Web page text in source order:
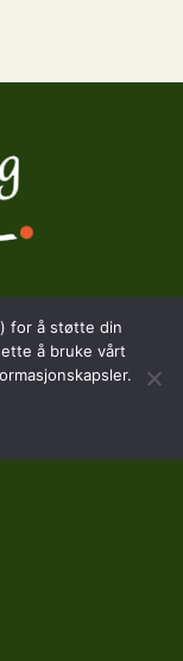
for å støtte din
å bruke vårt